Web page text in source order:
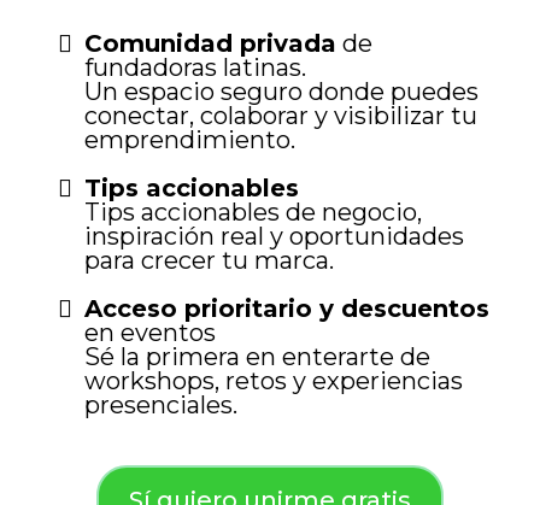
Comunidad privada de
fundadoras latinas.
Un espacio seguro donde puedes
conectar, colaborar y visibilizar tu
emprendimiento.
Tips accionables
Tips accionables de negocio,
inspiración real y oportunidades
para crecer tu marca.
Acceso prioritario y descuentos
en eventos
Sé la primera en enterarte de
workshops, retos y experiencias
presenciales.